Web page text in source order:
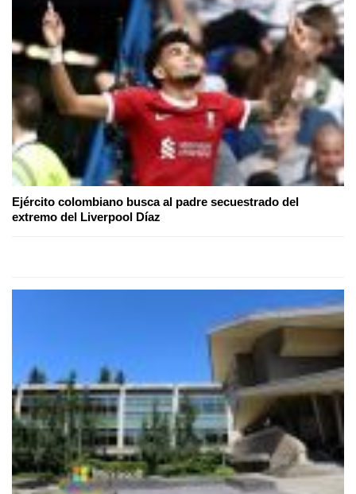
Ejército colombiano busca al padre secuestrado del
extremo del Liverpool Díaz